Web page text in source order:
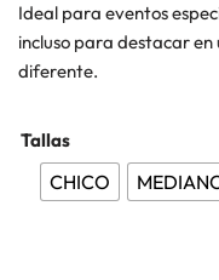
Ideal para eventos
incluso para destacar
diferente.
Tallas
CHICO